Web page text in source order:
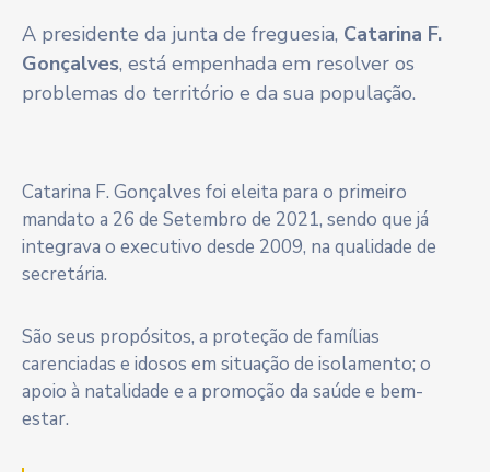
A presidente da junta de freguesia, Catarina F.
Gonçalves, está empenhada em resolver os
problemas do território e da sua população.
Catarina F. Gonçalves foi eleita para o primeiro
mandato a 26 de Setembro de 2021, sendo que já
integrava o executivo desde 2009, na qualidade de
secretária.
São seus propósitos, a proteção de famílias
carenciadas e idosos em situação de isolamento; o
apoio à natalidade e a promoção da saúde e bem-
estar.